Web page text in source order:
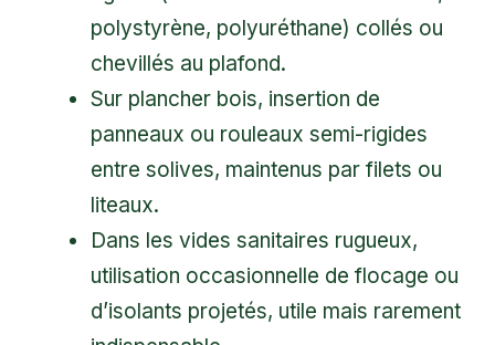
polystyrène, polyuréthane) collés ou
chevillés au plafond.
Sur plancher bois, insertion de
panneaux ou rouleaux semi-rigides
entre solives, maintenus par filets ou
liteaux.
Dans les vides sanitaires rugueux,
utilisation occasionnelle de flocage ou
d’isolants projetés, utile mais rarement